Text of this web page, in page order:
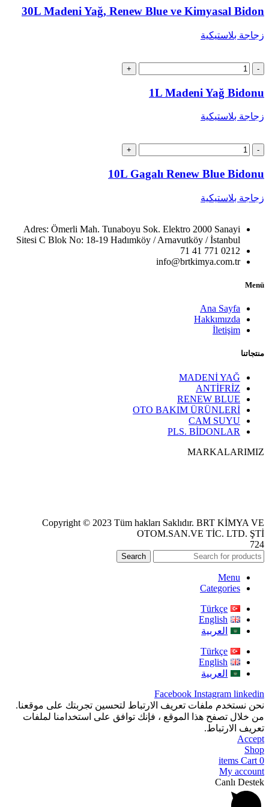
Madeni
Yağ,
Renew
Blue
Kimyasal
Bidon
30L Madeni Yağ, Renew Blue ve Kimyasal Bidon
زجاجة بلاستيكية
كمية
1L
Madeni
Yağ
Bidonu
1L Madeni Yağ Bidonu
زجاجة بلاستيكية
كمية
10L
Gagalı
Renew
Blue
Bidonu
10L Gagalı Renew Blue Bidonu
زجاجة بلاستيكية
Adres: Ömerli Mah. Tunaboyu Sok. Elektro 2000 Sanayi
Sitesi C Blok No: 18-19 Hadımköy / Arnavutköy / İstanbul
0212 771 41 71
info@brtkimya.com.tr
Menü
Ana Sayfa
Hakkımızda
İletişim
منتجاتنا
MADENİ YAĞ
ANTİFRİZ
RENEW BLUE
OTO BAKIM ÜRÜNLERİ
CAM SUYU
PLS. BİDONLAR
MARKALARIMIZ
Copyright © 2023 Tüm hakları Saklıdır. BRT KİMYA VE
OTOM.SAN.VE TİC. LTD. ŞTİ
724
Search
Menu
Categories
Türkçe
English
العربية
Türkçe
English
العربية
Facebook Instagram linkedin
نحن نستخدم ملفات تعريف الارتباط لتحسين تجربتك على موقعنا.
من خلال تصفح هذا الموقع ، فإنك توافق على استخدامنا لملفات
تعريف الارتباط.
Accept
Shop
0
items Cart
My account
Canlı Destek